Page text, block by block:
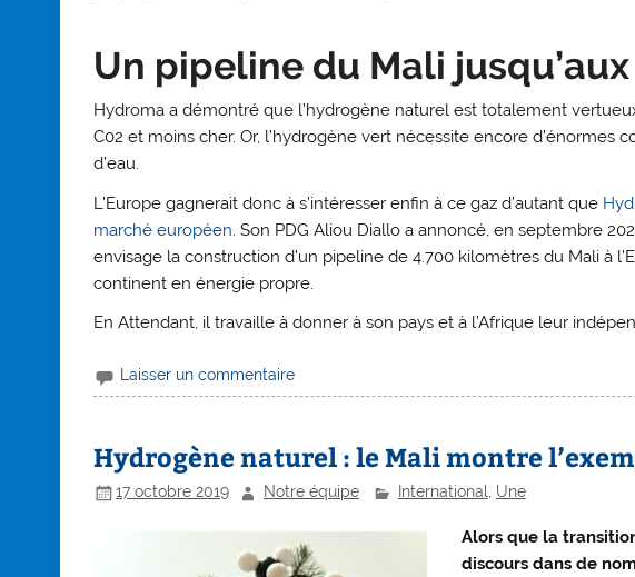
Un pipeline du Mali
Hydroma a démontré que l’hydrogène naturel est totalement
C02 et moins cher. Or, l’hydrogène vert nécessite encore d’énormes
d’eau.
L’Europe gagnerait donc à s’intéresser enfin à ce gaz d’autant que
marché européen. Son PDG Aliou Diallo a annoncé, en septembre
envisage la construction d’un pipeline de 4.700 kilomètres du Mali à
continent en énergie propre.
En Attendant, il travaille à donner à son pays et à l’Afrique leur
Laisser un commentaire
Hydrogène naturel : le Mali montre
17 octobre 2019 Notre équipe International, Une
Alors que la
discours dans de